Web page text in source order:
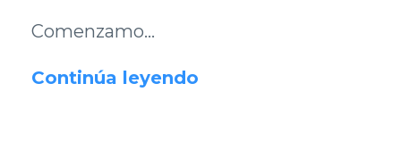
Comenzamo...
Continúa leyendo